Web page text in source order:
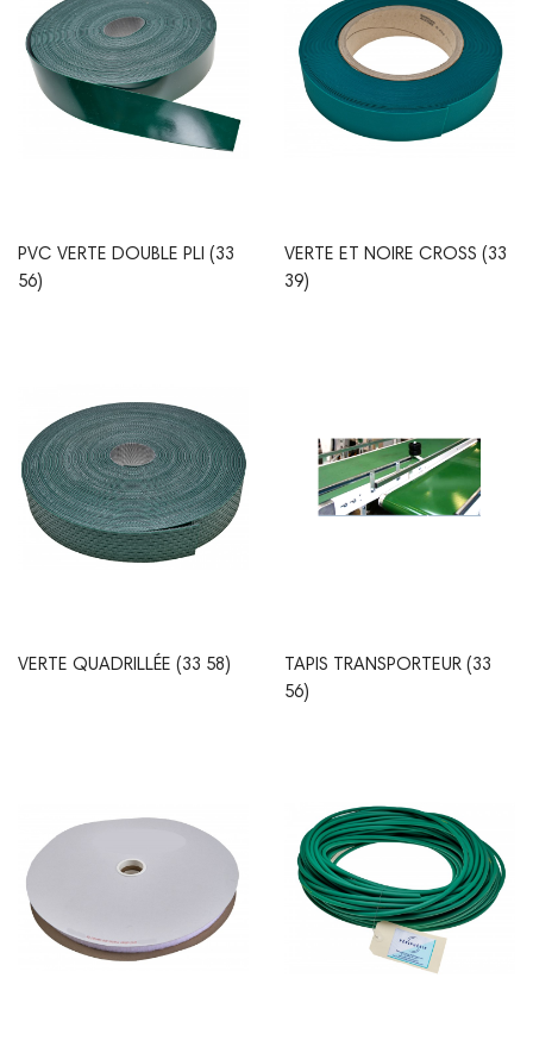
PVC VERTE DOUBLE PLI (33
56)
VERTE ET NOIRE CROSS (33
39)
VERTE QUADRILLÉE (33 58)
TAPIS TRANSPORTEUR (33
56)